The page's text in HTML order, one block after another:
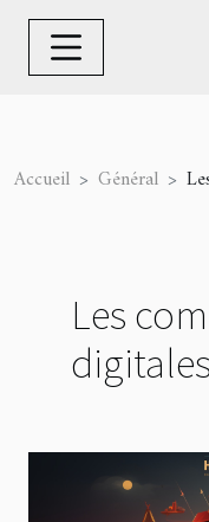
Accueil Général
Les